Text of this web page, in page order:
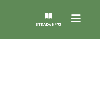
Menu
STRADA N°73